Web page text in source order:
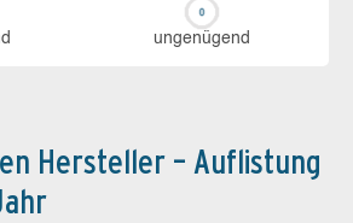
un­ge­nü­gend
Hersteller – Auflistung